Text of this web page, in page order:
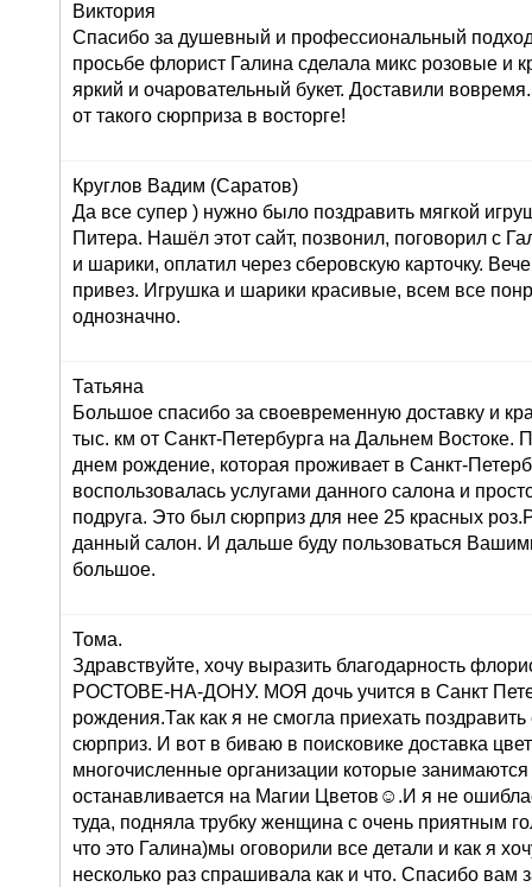
Виктория
Спасибо за душевный и профессиональный
просьбе флорист Галина сделала микс розовые и
яркий и очаровательный букет. Доставили
от такого сюрприза в восторге!
Круглов Вадим (Саратов)
Да все супер ) нужно было поздравить мягкой
Питера. Нашёл этот сайт, позвонил, поговорил с
и шарики, оплатил через сберовскую карточку.
привез. Игрушка и шарики красивые, всем все
однозначно.
Татьяна
Большое спасибо за своевременную доставку и
тыс. км от Санкт-Петербурга на Дальнем Востоке.
днем рождение, которая проживает в Санкт-
воспользовалась услугами данного салона и
подруга. Это был сюрприз для нее 25 красных
данный салон. И дальше буду пользоваться
большое.
Тома.
Здравствуйте, хочу выразить благодарность
РОСТОВЕ-НА-ДОНУ. МОЯ дочь учится в Санкт
рождения.Так как я не смогла приехать
сюрприз. И вот в биваю в поисковике доставка
многочисленные организации которые
останавливается на Магии Цветов☺.И я не
туда, подняла трубку женщина с очень приятным
что это Галина)мы оговорили все детали и как я
несколько раз спрашивала как и что. Спасибо вам